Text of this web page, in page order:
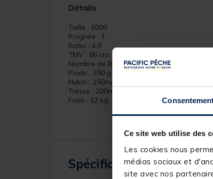
Ce site web utilise des
Les cookies nous
médias sociaux et
site avec nos
Détails
Taille : 6000
Poignée : T
Ratio : 4.9
TMV : 86 cm
Nombre de Roulement : 4+1
Poids : 390 g
Nylon : 150m/0.28mm
Tresse : 200m/0.18mm
Frein : 12 kg
Spécifications